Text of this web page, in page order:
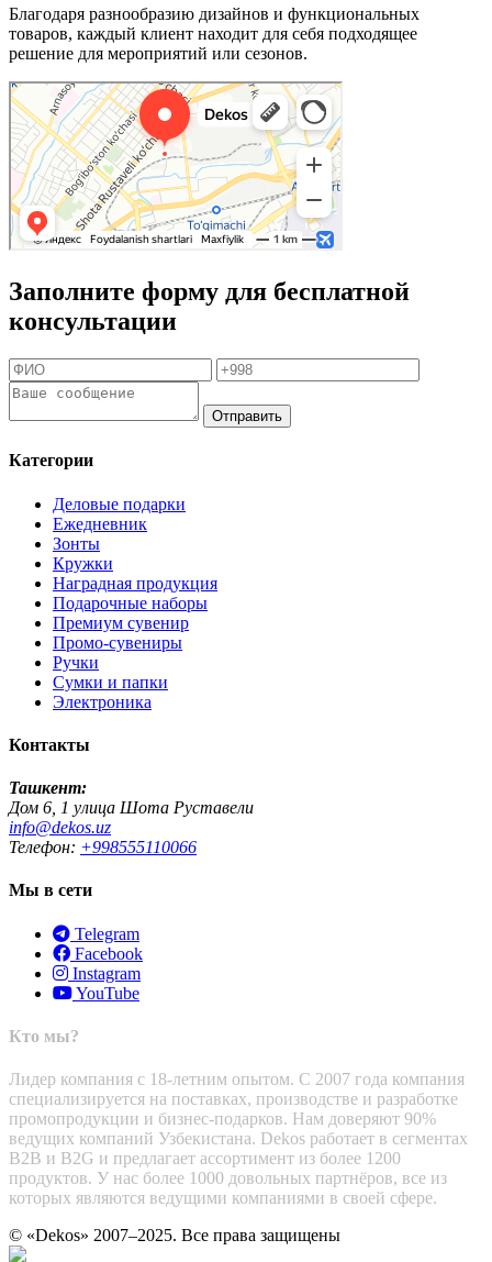
Благодаря разнообразию дизайнов и функциональных
товаров, каждый клиент находит для себя подходящее
решение для мероприятий или сезонов.
Заполните форму для бесплатной
консультации
Отправить
Категории
Деловые подарки
Ежедневник
Зонты
Кружки
Наградная продукция
Подарочные наборы
Премиум сувенир
Промо-сувениры
Ручки
Сумки и папки
Электроника
Контакты
Ташкент:
Дом 6, 1 улица Шота Руставели
info@dekos.uz
Телефон: +998555110066
Мы в сети
Telegram
Facebook
Instagram
YouTube
Кто мы?
Лидер компания с 18-летним опытом. С 2007 года компания
специализируется на поставках, производстве и разработке
промопродукции и бизнес-подарков. Нам доверяют 90%
ведущих компаний Узбекистана. Dekos работает в сегментах
B2B и B2G и предлагает ассортимент из более 1200
продуктов. У нас более 1000 довольных партнёров, все из
которых являются ведущими компаниями в своей сфере.
© «Dekos» 2007–2025. Все права защищены